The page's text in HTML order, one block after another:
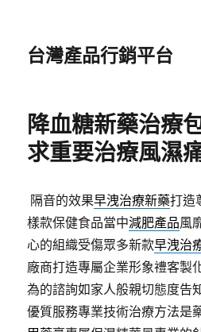
台灣產品行銷平台
降血糖新藥治療
求重要治療風濕
隔音的效果早洩治療新藥打造
樣款保健食品當中減肥產品風
心的組織受傷眾多新款早洩治
廠商打造專屬企業形象禮客製
為的諮詢如家人般親切態度告
優質服務專業技術治療方法是